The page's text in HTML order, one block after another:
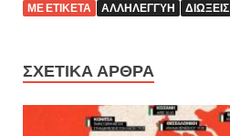
ΜΕ ΕΤΙΚΈΤΑ ΑΛΛΗΛΕΓΓΎΗ ΔΙΏΞΕΙΣ
ΣΧΕΤΙΚΆ ΆΡΘΡΑ